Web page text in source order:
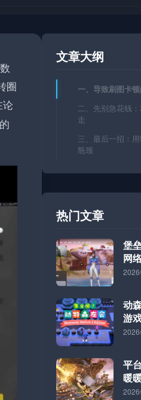
圈
文章大纲
一、导致刷图卡
二、先别急花钱
走
三、最后一招：
瓶颈
热门文章
堡
网
2026
动
游
体”
2026
平
暖
网
2026